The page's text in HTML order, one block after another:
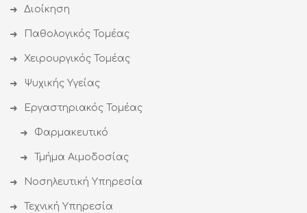
Διοίκηση
Παθολογικός Τομέας
Χειρουργικός Τομέας
Ψυχικής Υγείας
Εργαστηριακός Τομέας
Φαρμακευτικό
Τμήμα Αιμοδοσίας
Νοσηλευτική Υπηρεσία
Τεχνική Υπηρεσία